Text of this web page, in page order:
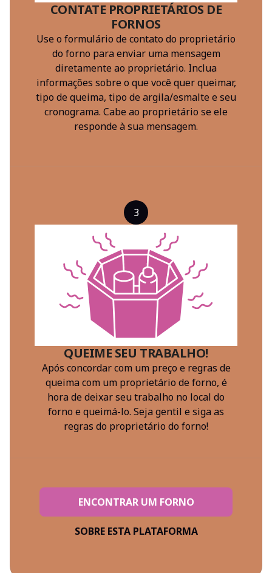
CONTATE PROPRIETÁRIOS DE
FORNOS
Use o formulário de contato do proprietário
do forno para enviar uma mensagem
diretamente ao proprietário. Inclua
informações sobre o que você quer queimar,
tipo de queima, tipo de argila/esmalte e seu
cronograma. Cabe ao proprietário se ele
responde à sua mensagem.
3
QUEIME SEU TRABALHO!
Após concordar com um preço e regras de
queima com um proprietário de forno, é
hora de deixar seu trabalho no local do
forno e queimá-lo. Seja gentil e siga as
regras do proprietário do forno!
ENCONTRAR UM FORNO
SOBRE ESTA PLATAFORMA